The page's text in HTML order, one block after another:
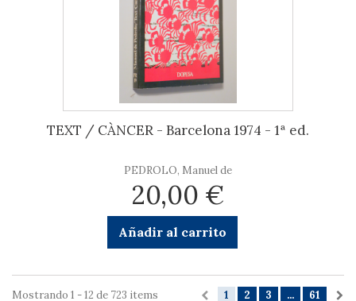
TEXT / CÀNCER - Barcelona 1974 - 1ª ed.
PEDROLO, Manuel de
20,00 €
Añadir al carrito
1 2 3 ... 61
Mostrando 1 - 12 de 723 items